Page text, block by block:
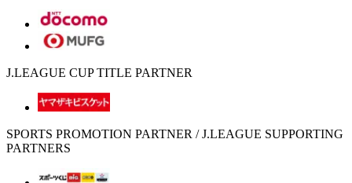
J.LEAGUE CUP TITLE PARTNER
SPORTS PROMOTION PARTNER / J.LEAGUE SUPPORTING
PARTNERS